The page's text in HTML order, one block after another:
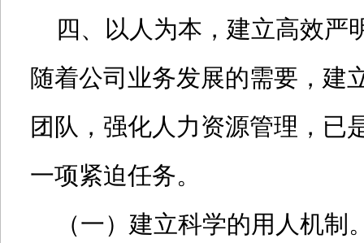
四、以人为本，建立高效严
随着公司业务发展的需要，建
团队，强化人力资源管理，已
一项紧迫任务。
（一）建立科学的用人机制